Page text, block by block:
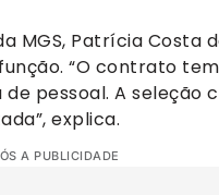
MGS, Patrícia Costa
“O contrato
pessoal. A seleção
explica.
A PUBLICIDADE